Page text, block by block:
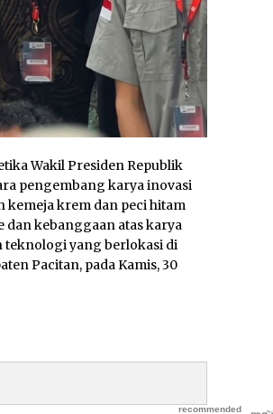
Wakil Presiden Republik
pengembang karya inovasi
kemeja krem dan peci hitam
kebanggaan atas karya
teknologi yang berlokasi di
Pacitan, pada Kamis, 30